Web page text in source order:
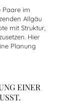
Paare im
Allgäu
mit Struktur,
Hier
Planung
EINER